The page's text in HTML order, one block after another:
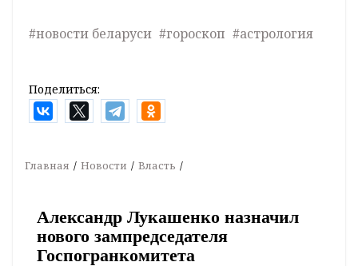
#новости беларуси #гороскоп #астрология
Поделиться:
Главная Новости Власть
Александр Лукашенко назначил
нового зампредседателя
Госпогранкомитета